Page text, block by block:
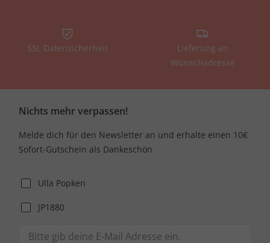
SSL Datensicherheit
Lieferung an
Wunschadresse
Nichts mehr verpassen!
Melde dich für den Newsletter an und erhalte einen 10€
Sofort-Gutschein als Dankeschön
Ulla Popken
JP1880